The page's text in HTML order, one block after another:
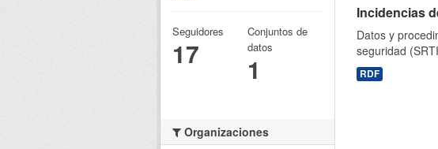
Incidencias
Datos y
seguridad
RDF
Seguidores
17
Conjuntos de
datos
1
Organizaciones